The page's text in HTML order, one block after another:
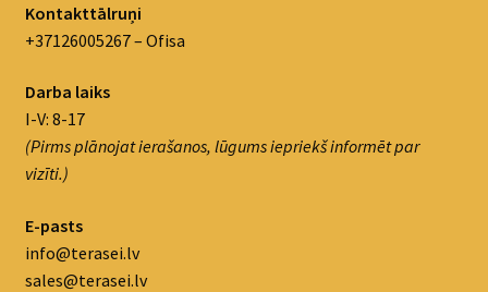
Kontakttālruņi
+37126005267 – Ofisa
Darba laiks
I-V: 8-17
(Pirms plānojat ierašanos, lūgums iepriekš informēt par
vizīti.)
E-pasts
info@terasei.lv
sales@terasei.lv